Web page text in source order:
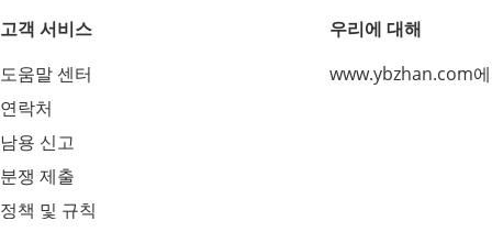
고객 서비스
도움말 센터
연락처
남용 신고
분쟁 제출
정책 및 규칙
우리에 대해
www.ybzhan.com